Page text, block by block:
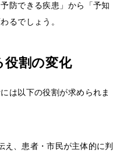
防できる疾患」から「予知
るでしょう。
役割の変化
は以下の役割が求められま
え、患者・市民が主体的に判